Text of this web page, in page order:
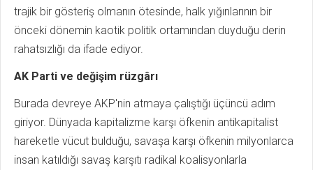
trajik bir gösteriş olmanın ötesinde, halk yığınlarının bir
önceki dönemin kaotik politik ortamından duyduğu derin
rahatsızlığı da ifade ediyor.
AK Parti ve değişim rüzgârı
Burada devreye AKP'nin atmaya çalıştığı üçüncü adım
giriyor. Dünyada kapitalizme karşı öfkenin antikapitalist
hareketle vücut bulduğu, savaşa karşı öfkenin milyonlarca
insan katıldığı savaş karşıtı radikal koalisyonlarla